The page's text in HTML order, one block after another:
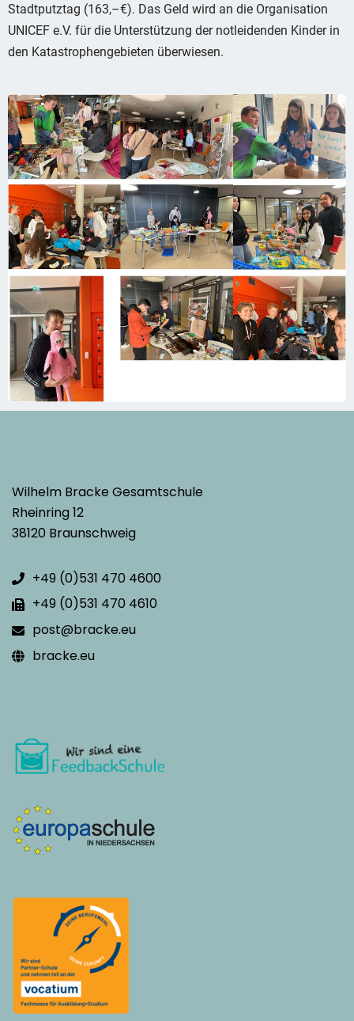
Stadtputztag (163,–€). Das Geld wird an die Organisation
UNICEF e.V. für die Unterstützung der notleidenden Kinder in
den Katastrophengebieten überwiesen.
Wilhelm Bracke Gesamtschule
Rheinring 12
38120 Braunschweig
+49 (0)531 470 4600
+49 (0)531 470 4610
post@bracke.eu
bracke.eu